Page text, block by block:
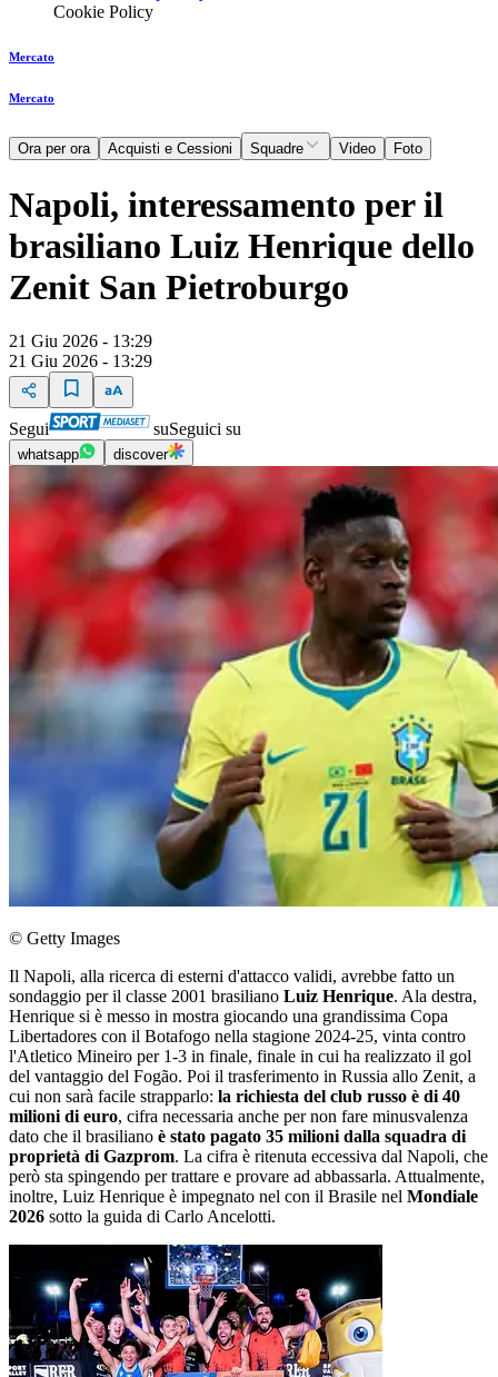
Cookie Policy
Mercato
Mercato
Ora per ora Acquisti e Cessioni Squadre Video Foto
Napoli, interessamento per il
brasiliano Luiz Henrique dello
Zenit San Pietroburgo
21 Giu 2026 - 13:29
21 Giu 2026 - 13:29
Segui suSeguici su
whatsapp discover
© Getty Images
Il Napoli, alla ricerca di esterni d'attacco validi, avrebbe fatto un
sondaggio per il classe 2001 brasiliano Luiz Henrique. Ala destra,
Henrique si è messo in mostra giocando una grandissima Copa
Libertadores con il Botafogo nella stagione 2024-25, vinta contro
l'Atletico Mineiro per 1-3 in finale, finale in cui ha realizzato il gol
del vantaggio del Fogão. Poi il trasferimento in Russia allo Zenit, a
cui non sarà facile strapparlo: la richiesta del club russo è di 40
milioni di euro, cifra necessaria anche per non fare minusvalenza
dato che il brasiliano è stato pagato 35 milioni dalla squadra di
proprietà di Gazprom. La cifra è ritenuta eccessiva dal Napoli, che
però sta spingendo per trattare e provare ad abbassarla. Attualmente,
inoltre, Luiz Henrique è impegnato nel con il Brasile nel Mondiale
2026 sotto la guida di Carlo Ancelotti.